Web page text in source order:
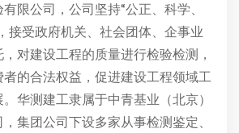
限公司，公司坚持“公正、科学、
接受政府机关、社会团体、企事业
对建设工程的质量进行检验检测，
的合法权益，促进建设工程领域工
华测建工隶属于中青基业（北京）
集团公司下设多家从事检测鉴定、